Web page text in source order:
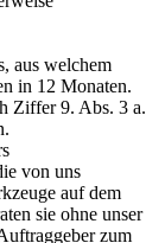
aus welchem
in 12 Monaten.
Ziffer 9. Abs. 3 a.
von uns
auf dem
sie ohne unser
zum